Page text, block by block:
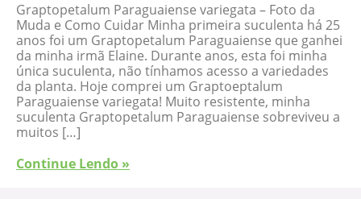
Graptopetalum Paraguaiense variegata – Foto da
Muda e Como Cuidar Minha primeira suculenta há 25
anos foi um Graptopetalum Paraguaiense que ganhei
da minha irmã Elaine. Durante anos, esta foi minha
única suculenta, não tínhamos acesso a variedades
da planta. Hoje comprei um Graptoeptalum
Paraguaiense variegata! Muito resistente, minha
suculenta Graptopetalum Paraguaiense sobreviveu a
muitos […]
Continue Lendo »